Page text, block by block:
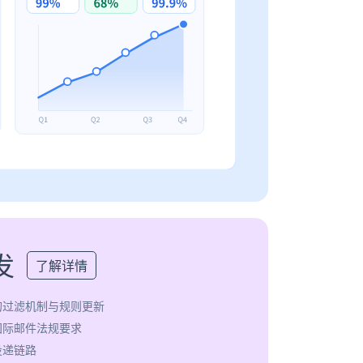
了解详情
滤机制与规则更新
邮件法规要求
链路